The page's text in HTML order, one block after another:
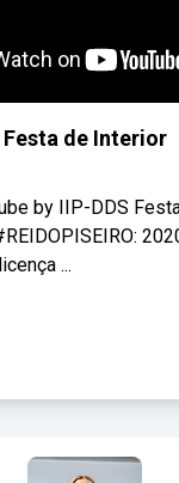
Festa de Interior
by IIP-DDS
...